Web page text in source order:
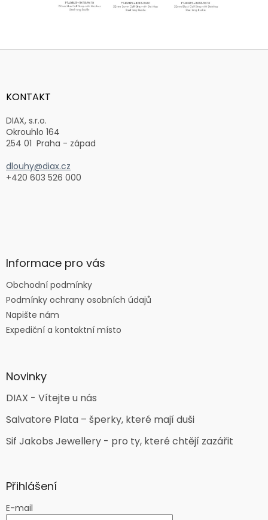
Z
aKONTAKT
DIAX, s.r.o.
Okrouhlo 164
254 01 Praha - západ
dlouhy@diax.cz
+420 603 526 000
Informace pro vás
Obchodní podmínky
Podmínky ochrany osobních údajů
Napište nám
Expediční a kontaktní místo
Novinky
DIAX - Vítejte u nás
Salvatore Plata – šperky, které mají duši
Sif Jakobs Jewellery - pro ty, které chtějí zazářit
Přihlášení
E-mail